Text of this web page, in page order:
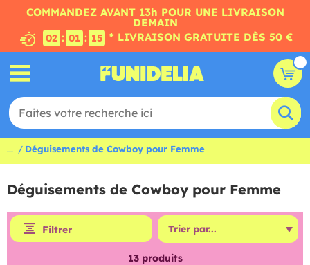
COMMANDEZ AVANT 13h POUR UNE LIVRAISON
DEMAIN
02 : 01 : 14 * LIVRAISON GRATUITE DÈS 50 €
... Déguisements de Cowboy pour Femme
Déguisements de Cowboy pour Femme
Filtrer
13produits